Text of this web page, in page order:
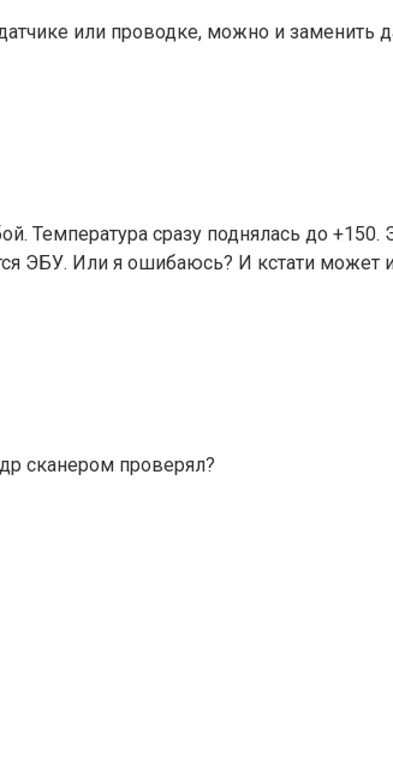
или проводке, можно и заменить
Температура сразу поднялась до +150.
ЭБУ. Или я ошибаюсь? И кстати
сканером проверял?